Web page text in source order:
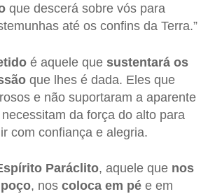
que descerá sobre vós para
até os confins da Terra.”
é aquele que sustentará os
que lhes é dada. Eles que
e não suportaram a aparente
da força do alto para
com confiança e alegria.
Paráclito, aquele que nos
, nos coloca em pé e em